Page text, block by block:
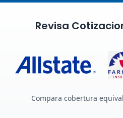
Revisa
Compara cobertura